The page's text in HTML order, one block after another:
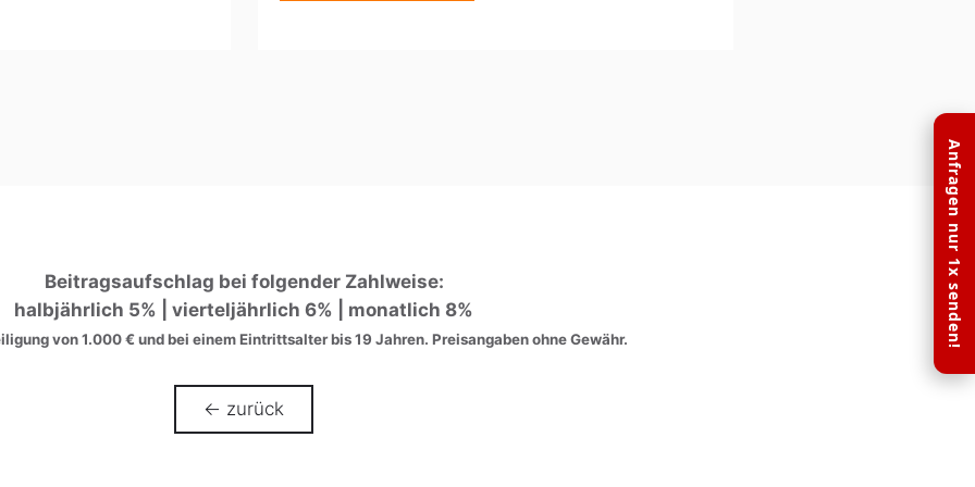
Anfragen nur 1x senden!
Beitragsaufschlag bei folgender Zahlweise:
halbjährlich 5% | vierteljährlich 6% | monatlich 8%
von 1.000 € und bei einem Eintrittsalter bis 19 Jahren. Preisangaben ohne Gewähr.
← zurück